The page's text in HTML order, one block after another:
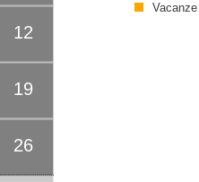
12
19
26
Vacanze